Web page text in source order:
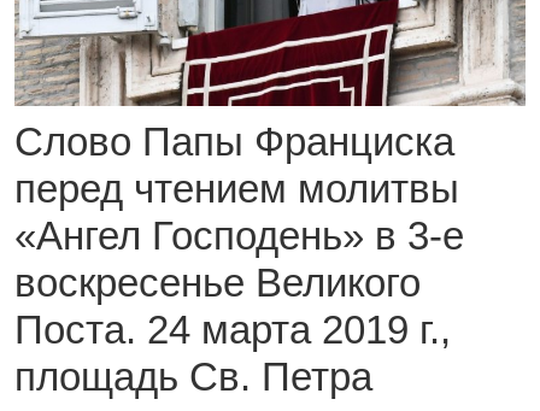
Слово Папы Франциска
перед чтением молитвы
«Ангел Господень» в 3-е
воскресенье Великого
Поста. 24 марта 2019 г.,
площадь Св. Петра